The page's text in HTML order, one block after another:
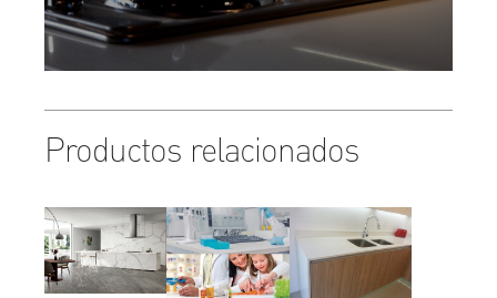
Productos relacionados